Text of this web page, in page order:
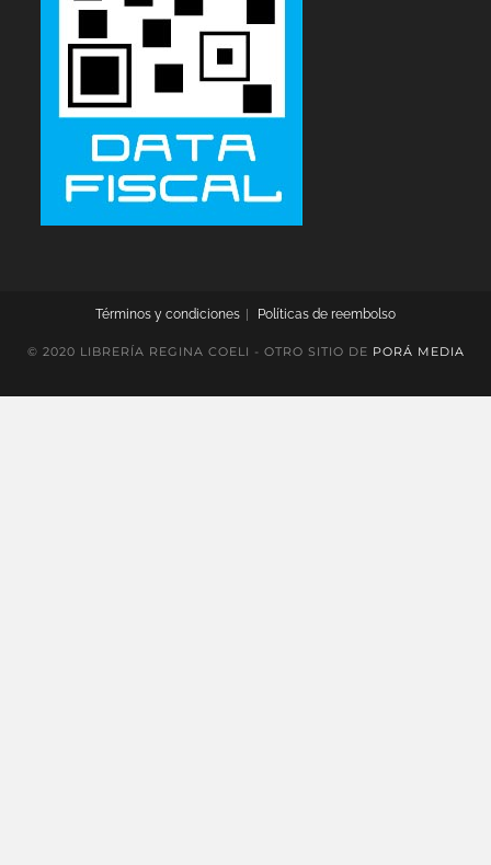
Términos y condiciones Políticas de reembolso
© 2020 LIBRERÍA REGINA COELI - OTRO SITIO DE PORÁ MEDIA